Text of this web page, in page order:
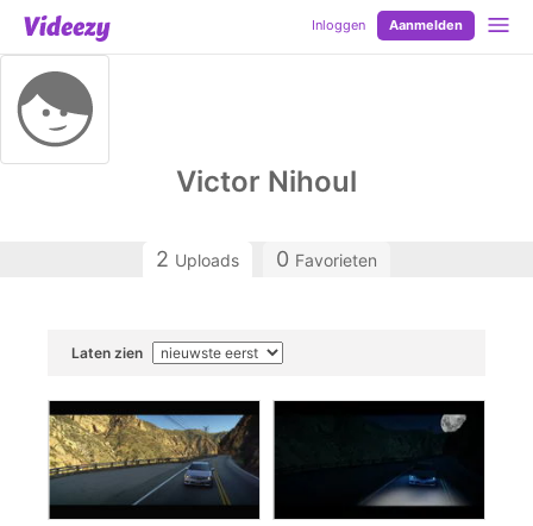
Inloggen Aanmelden
Victor Nihoul
2 Uploads 0 Favorieten
Laten zien